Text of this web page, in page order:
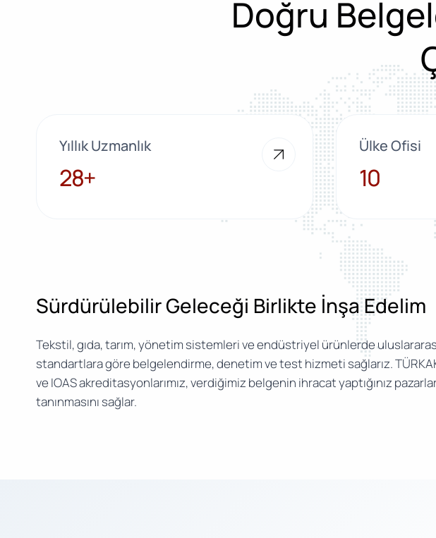
Doğru
Yıllık Uzmanlık
28+
28+
Ülke Ofisi
10
10
Sürdürülebilir Geleceği Birlikte İnşa Edelim
Tekstil, gıda, tarım, yönetim sistemleri ve endüstriyel ürünlerde
standartlara göre belgelendirme, denetim ve test hizmeti sağlarız.
ve IOAS akreditasyonlarımız, verdiğimiz belgenin ihracat yaptığınız
tanınmasını sağlar.